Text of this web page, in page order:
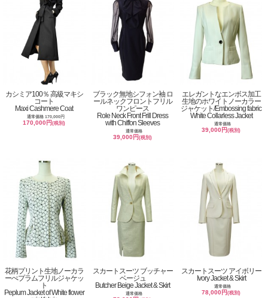
カシミア100％ 高級マキシ
コート
Maxi Cashmere Coat
通常価格 170,000円
170,000円(税別)
ブラック無地シフォン袖 ロ
ールネックフロントフリル
ワンピース
Role Neck Front Frill Dress
with Chiffon Sleeves
通常価格
39,000円(税別)
エレガントなエンボス加工
生地のホワイトノーカラー
ジャケット/Embossing fabric
White Collarless Jacket
通常価格
39,000円(税別)
花柄プリント生地ノーカラ
ーぺプラムフリルジャケッ
ト
Peplum Jacket of White flower
スカートスーツ ブッチャー
ベージュ
Butcher Beige Jacket & Skirt
通常価格
スカートスーツ アイボリー
Ivory Jacket & Skirt
通常価格
78,000円(税別)